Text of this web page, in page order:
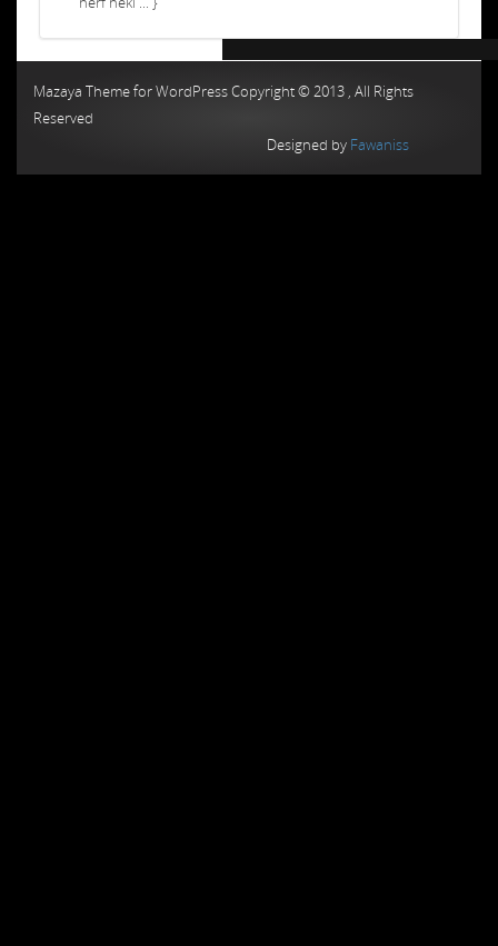
Mazaya Theme for WordPress Copyright © 2013 , All Rights
Reserved
Designed by Fawaniss